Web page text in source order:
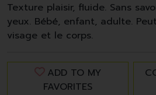
Texture plaisir, fluide. Sans
yeux. Bébé, enfant, adulte.
visage et le corps.
ADD TO MY
FAVORITES